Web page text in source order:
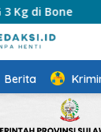
Pemkot
Berita